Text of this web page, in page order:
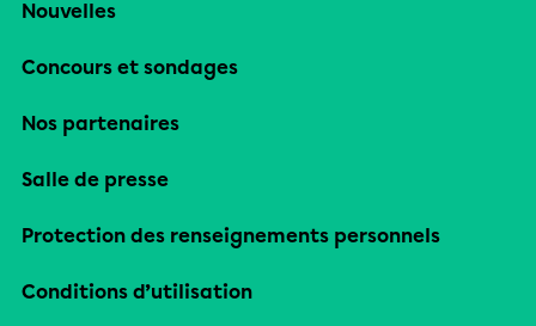
Nouvelles
Concours et sondages
Nos partenaires
Salle de presse
Protection des renseignements personnels
Conditions d’utilisation